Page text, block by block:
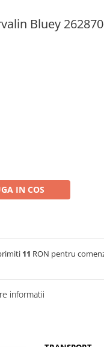
Bluey
IN COS
11 RON pentru
informatii